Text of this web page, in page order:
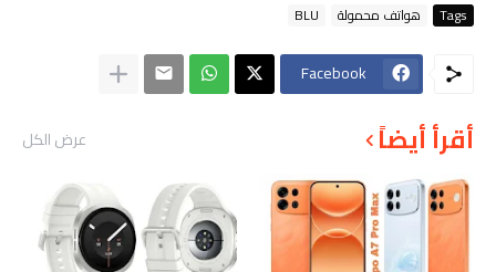
Tags هواتف محمولة BLU
Facebook
أقرأ أيضاً عرض الكل